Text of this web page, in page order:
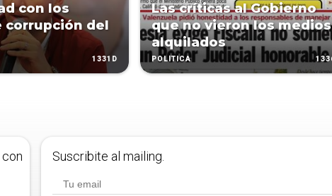
con los
corrupción del
1331D
Las críticas al Gobierno
que no vieron los medios
alquilados
POLÍTICA
Suscribite al mailing.